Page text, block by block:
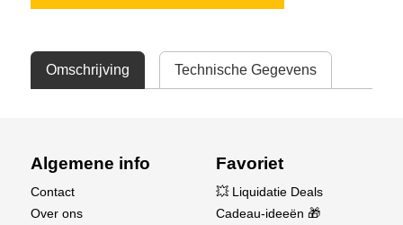
Omschrijving Technische Gegevens
Algemene info
Contact
Over ons
Favoriet
💥 Liquidatie Deals
Cadeau-ideeën 🎁